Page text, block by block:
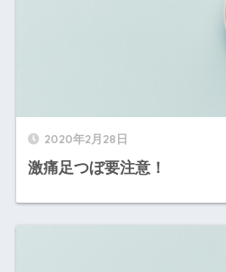
2020年2月28日
激痛足つぼ要注意！